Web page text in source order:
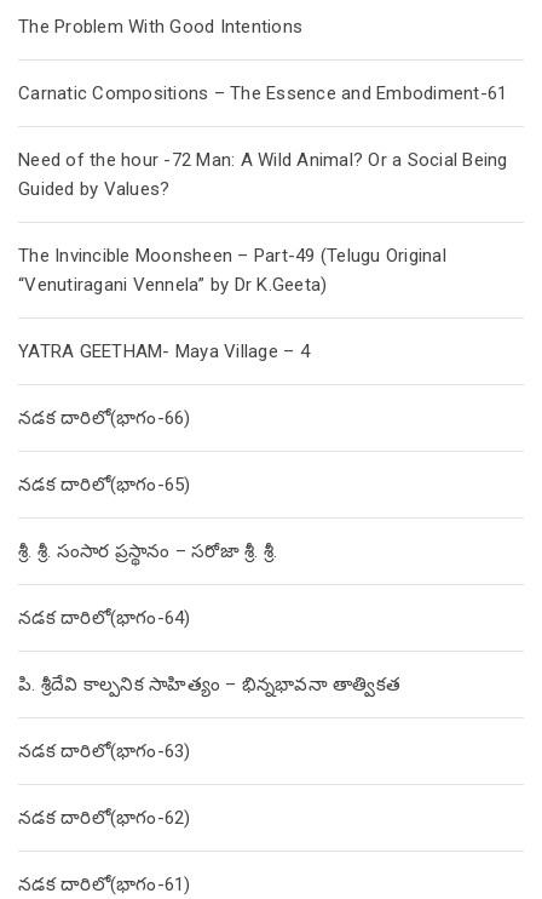
The Problem With Good Intentions
Carnatic Compositions – The Essence and Embodiment-61
Need of the hour -72 Man: A Wild Animal? Or a Social Being
Guided by Values?
The Invincible Moonsheen – Part-49 (Telugu Original
“Venutiragani Vennela” by Dr K.Geeta)
YATRA GEETHAM- Maya Village – 4
నడక దారిలో(భాగం-66)
నడక దారిలో(భాగం-65)
శ్రీ. శ్రీ. సంసార ప్రస్థానం – సరోజా శ్రీ. శ్రీ.
నడక దారిలో(భాగం-64)
పి. శ్రీదేవి కాల్పనిక సాహిత్యం – భిన్నభావనా తాత్వికత
నడక దారిలో(భాగం-63)
నడక దారిలో(భాగం-62)
నడక దారిలో(భాగం-61)